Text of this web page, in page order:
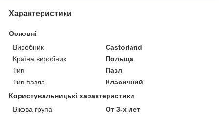
Характеристики
Основні
Виробник
Castorland
Країна виробник
Польща
Тип
Пазл
Тип пазла
Класичний
Користувальницькі характеристики
Вікова група
От 3-х лет